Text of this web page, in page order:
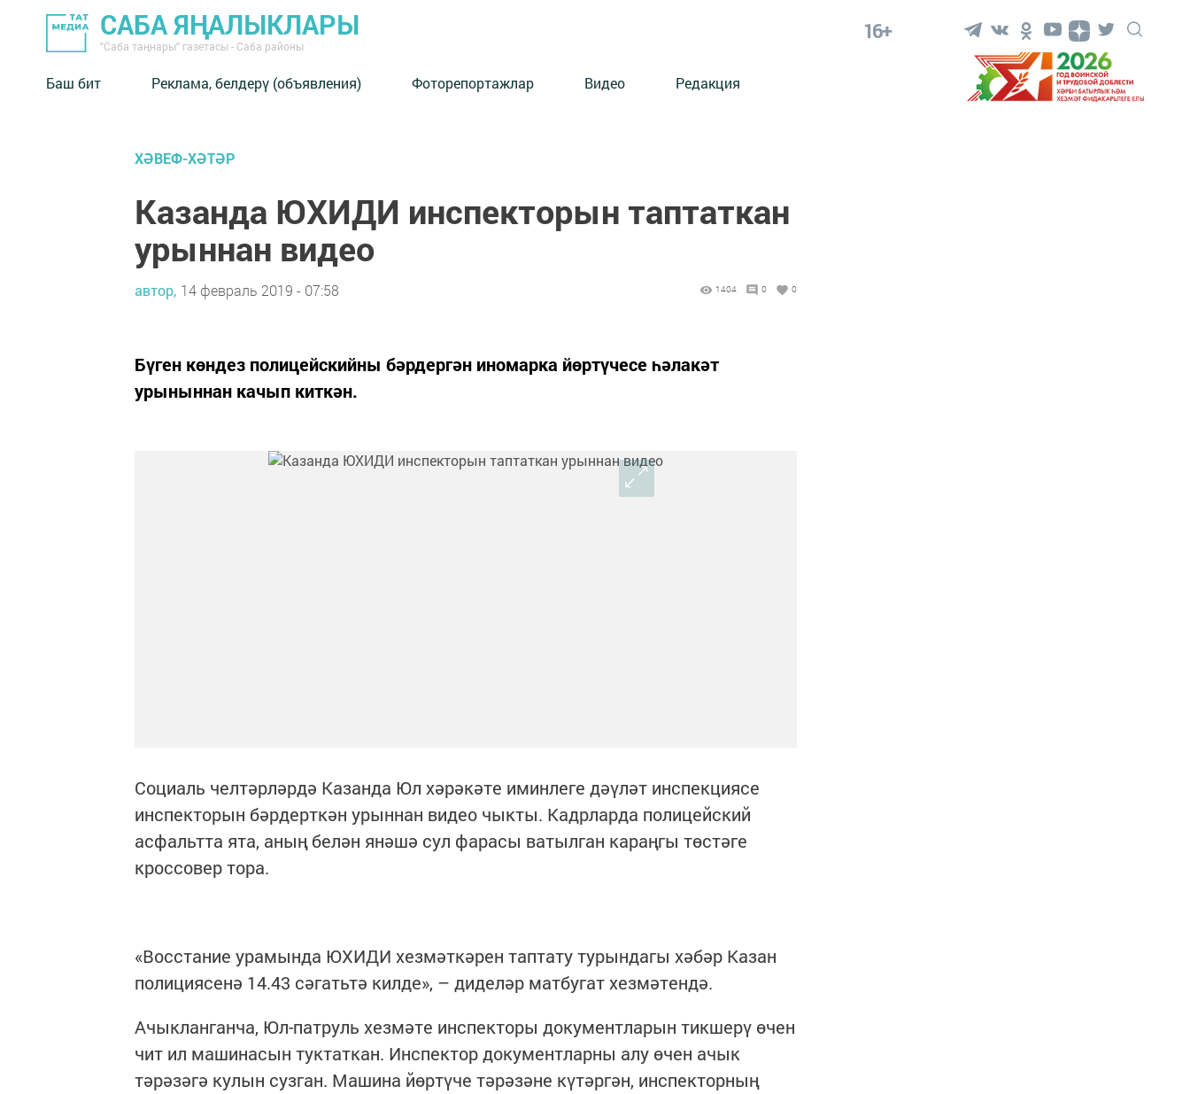
САБА ЯҢАЛЫКЛАРЫ
"Саба таңнары" газетасы - Саба районы
16+
Баш бит Реклама, белдерү (объявления) Фоторепортажлар Видео Редакция
ХӘВЕФ-ХӘТӘР
Казанда ЮХИДИ инспекторын таптаткан
урыннан видео
автор, 14 февраль 2019 - 07:58 1404 0 0
Бүген көндез полицейскийны бәрдергән иномарка йөртүчесе һәлакәт
урыныннан качып киткән.
Социаль челтәрләрдә Казанда Юл хәрәкәте иминлеге дәүләт инспекциясе
инспекторын бәрдерткән урыннан видео чыкты. Кадрларда полицейский
асфальтта ята, аның белән янәшә сул фарасы ватылган караңгы төстәге
кроссовер тора.
«Восстание урамында ЮХИДИ хезмәткәрен таптату турындагы хәбәр Казан
полициясенә 14.43 сәгатьтә килде», – диделәр матбугат хезмәтендә.
Ачыкланганча, Юл-патруль хезмәте инспекторы документларын тикшерү өчен
чит ил машинасын туктаткан. Инспектор документларны алу өчен ачык
тәрәзәгә кулын сузган. Машина йөртүче тәрәзәне күтәргән, инспекторның